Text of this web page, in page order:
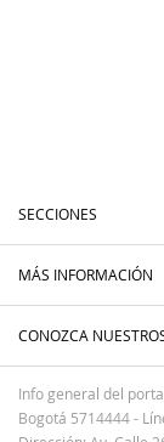
SECCIONES
MÁS INFORMACIÓN
CONOZCA
Info general del
Bogotá 5714444 -